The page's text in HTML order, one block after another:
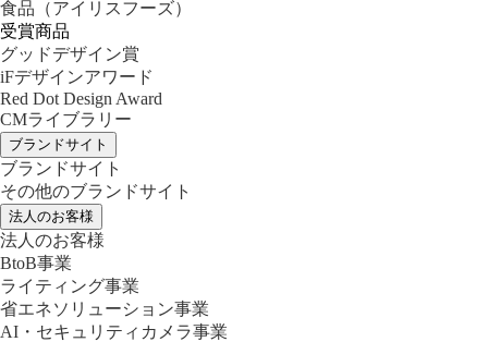
食品 （アイリスフーズ）
受賞商品
グッドデザイン賞
iFデザインアワード
Red Dot Design Award
CMライブラリー
ブランドサイト
ブランドサイト
その他のブランドサイト
法人のお客様
法人のお客様
BtoB事業
ライティング事業
省エネソリューション事業
AI・セキュリティカメラ事業